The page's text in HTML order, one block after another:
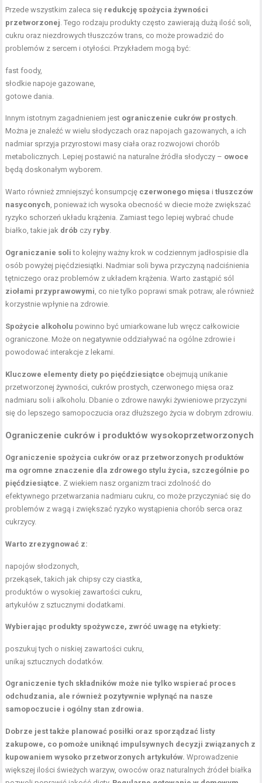
Przede wszystkim zaleca się redukcję spożycia żywności
przetworzonej. Tego rodzaju produkty często zawierają dużą ilość soli,
cukru oraz niezdrowych tłuszczów trans, co może prowadzić do
problemów z sercem i otyłości. Przykładem mogą być:
fast foody,
słodkie napoje gazowane,
gotowe dania.
Innym istotnym zagadnieniem jest ograniczenie cukrów prostych.
Można je znaleźć w wielu słodyczach oraz napojach gazowanych, a ich
nadmiar sprzyja przyrostowi masy ciała oraz rozwojowi chorób
metabolicznych. Lepiej postawić na naturalne źródła słodyczy – owoce
będą doskonałym wyborem.
Warto również zmniejszyć konsumpcję czerwonego mięsa itłuszczów
nasyconych, ponieważ ich wysoka obecność w diecie może zwiększać
ryzyko schorzeń układu krążenia. Zamiast tego lepiej wybrać chude
białko, takie jak drób czy ryby.
Ograniczanie soli to kolejny ważny krok w codziennym jadłospisie dla
osób powyżej pięćdziesiątki. Nadmiar soli bywa przyczyną nadciśnienia
tętniczego oraz problemów z układem krążenia. Warto zastąpić sól
ziołami przyprawowymi, co nie tylko poprawi smak potraw, ale również
korzystnie wpłynie na zdrowie.
Spożycie alkoholu powinno być umiarkowane lub wręcz całkowicie
ograniczone. Może on negatywnie oddziaływać na ogólne zdrowie i
powodować interakcje z lekami.
Kluczowe elementy diety po pięćdziesiątce obejmują unikanie
przetworzonej żywności, cukrów prostych, czerwonego mięsa oraz
nadmiaru soli i alkoholu. Dbanie o zdrowe nawyki żywieniowe przyczyni
się do lepszego samopoczucia oraz dłuższego życia w dobrym zdrowiu.
Ograniczenie cukrów i produktów wysokoprzetworzonych
Ograniczenie spożycia cukrów oraz przetworzonych produktów
ma ogromne znaczenie dla zdrowego stylu życia, szczególnie po
pięćdziesiątce. Z wiekiem nasz organizm traci zdolność do
efektywnego przetwarzania nadmiaru cukru, co może przyczyniać się do
problemów z wagą i zwiększać ryzyko wystąpienia chorób serca oraz
cukrzycy.
Warto zrezygnować z:
napojów słodzonych,
przekąsek, takich jak chipsy czy ciastka,
produktów o wysokiej zawartości cukru,
artykułów z sztucznymi dodatkami.
Wybierając produkty spożywcze, zwróć uwagę na etykiety:
poszukuj tych o niskiej zawartości cukru,
unikaj sztucznych dodatków.
Ograniczenie tych składników może nie tylko wspierać proces
odchudzania, ale również pozytywnie wpłynąć na nasze
samopoczucie i ogólny stan zdrowia.
Dobrze jest także planować posiłki oraz sporządzać listy
zakupowe, co pomoże uniknąć impulsywnych decyzji związanych z
kupowaniem wysoko przetworzonych artykułów. Wprowadzenie
większej ilości świeżych warzyw, owoców oraz naturalnych źródeł białka